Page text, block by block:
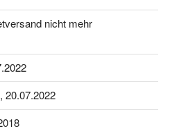
nicht mehr
20.07.2022